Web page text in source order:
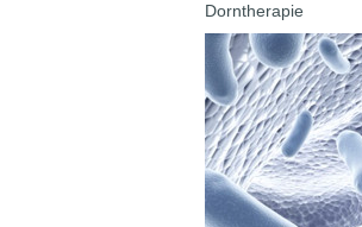
Dorntherapie